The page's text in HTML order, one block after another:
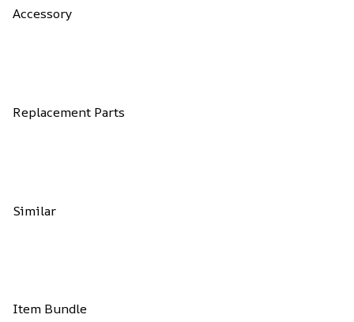
Accessory
Replacement Parts
Similar
Item Bundle